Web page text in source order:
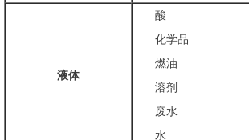
液体
酸
化学品
燃油
溶剂
废水
水